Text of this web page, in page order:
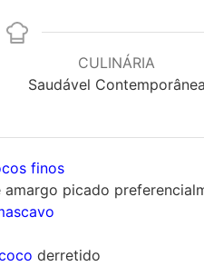
CULINÁRIA
Saudável Contemporânea
finos
amargo picado
derretido